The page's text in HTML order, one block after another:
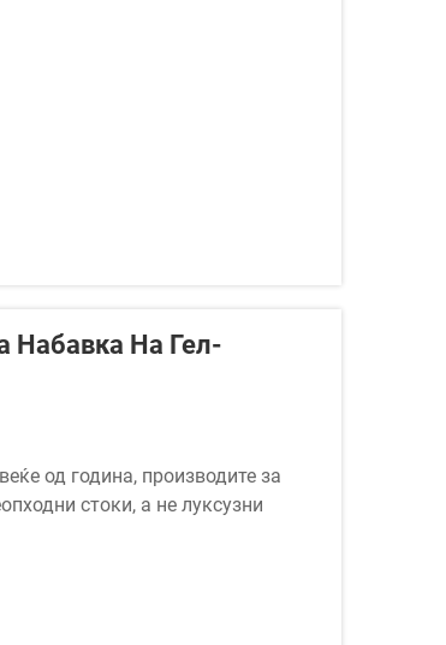
што нов бренд може да ја
Набавка На Гел-
од година, производите за
стоки, а не луксузни
една од најбрзо растечките